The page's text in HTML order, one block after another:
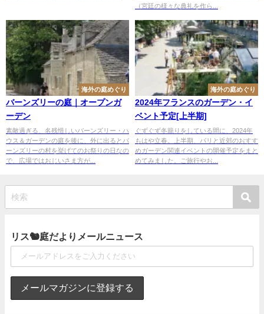
（宮廷の様々な典礼を作ら...
海外の庭めぐり
バーンズリーの庭｜オープンガ
ーデン
素敵過ぎる、名残惜しいバーンズリー・ハ
ウス＆ガーデンの庭を後に、外に出るとバ
ーンズリーの村を挙げてのお祭りの日なの
で、広場ではおじいさま方が...
海外の庭めぐり
2024年フランスのガーデン・イ
ベント予定[上半期]
ぐずぐず冬籠りをしている間に、2024年
もはや立春。上半期、パリと近郊のおすす
めガーデン関連イベントの開催予定をまと
めてみました。ご旅行やお...
リス🐿庭だよりメールニュース